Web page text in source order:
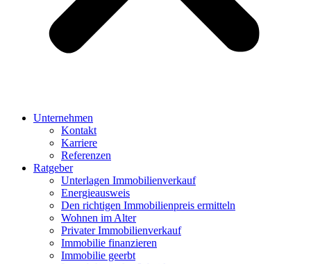
Unternehmen
Kontakt
Karriere
Referenzen
Ratgeber
Unterlagen Immobilienverkauf
Energieausweis
Den richtigen Immobilienpreis ermitteln
Wohnen im Alter
Privater Immobilienverkauf
Immobilie finanzieren
Immobilie geerbt